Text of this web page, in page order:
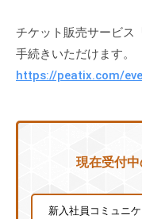
ご
相
談
だ
チケット販売サービス
手続きいただけます。
https://peatix.com/
現在受付
新入社員コミュニ